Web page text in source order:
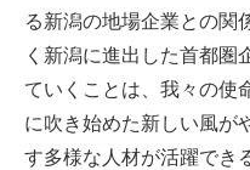
る新潟の地場企業との関
く新潟に進出した首都圏
ていくことは、我々の使
に吹き始めた新しい風が
す多様な人材が活躍でき